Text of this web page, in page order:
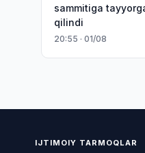
sammitiga
qilindi
20:55 · 01/08
IJTIMOIY TARMOQLAR